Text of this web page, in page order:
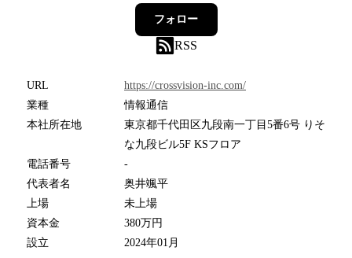
フォロー
RSS
URL
https://crossvision-inc.com/
業種
情報通信
本社所在地
東京都千代田区九段南一丁目5番6号 りそ
な九段ビル5F KSフロア
電話番号
-
代表者名
奥井颯平
上場
未上場
資本金
380万円
設立
2024年01月